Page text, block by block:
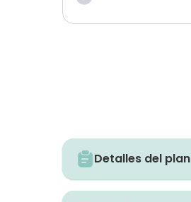
Detalles del plan